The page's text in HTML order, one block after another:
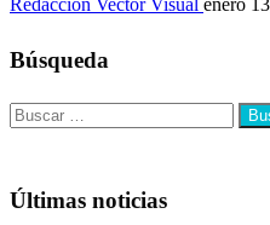
Redacción Vector Visual enero
Búsqueda
Buscar:
Últimas noticias